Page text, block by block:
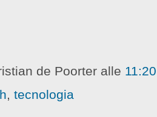
de Poorter alle 11:20
, tecnologia